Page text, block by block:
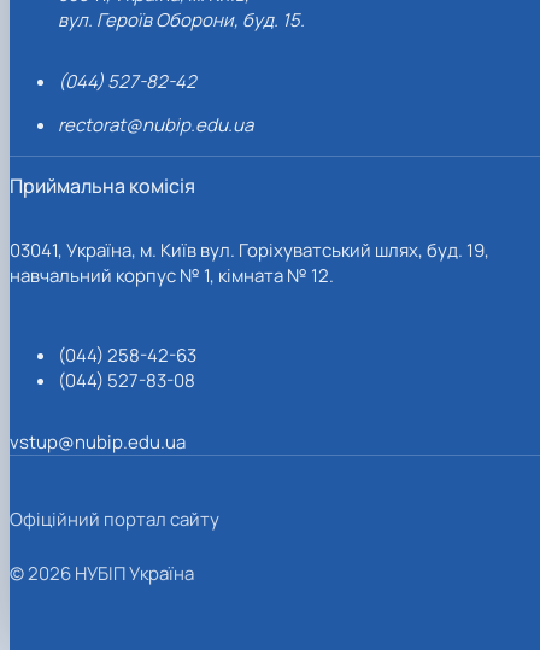
вул. Героїв Оборони, буд. 15.
(044) 527-82-42
rectorat@nubip.edu.ua
Приймальна комісія
03041, Україна, м. Київ вул. Горіхуватський шлях, буд. 19,
навчальний корпус № 1, кімната № 12.
(044) 258-42-63
(044) 527-83-08
vstup@nubip.edu.ua
Офіційний портал сайту
© 2026 НУБІП Україна